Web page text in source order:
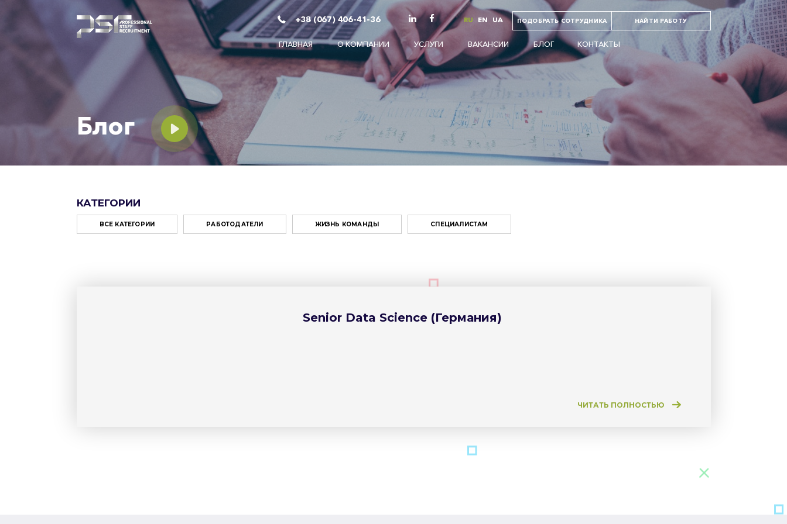
+38 (067) 406-41-36 RU EN UA ПОДОБРАТЬ СОТРУДНИКА НАЙТИ РАБОТУ
ГЛАВНАЯ О КОМПАНИИ УСЛУГИ ВАКАНСИИ БЛОГ КОНТАКТЫ
Блог
КАТЕГОРИИ
ВСЕ КАТЕГОРИИ РАБОТОДАТЕЛИ ЖИЗНЬ КОМАНДЫ СПЕЦИАЛИСТАМ
Senior Data Science (Германия)
ЧИТАТЬ ПОЛНОСТЬЮ